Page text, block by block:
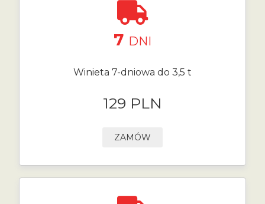
7 DNI
Winieta 7-dniowa do 3,5 t
129 PLN
ZAMÓW